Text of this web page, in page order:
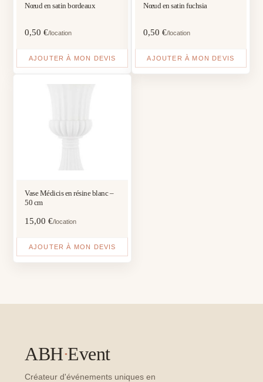
Nœud en satin bordeaux
0,50€/location
AJOUTER À MON DEVIS
Nœud en satin fuchsia
0,50 €/location
AJOUTER À MON DEVIS
Vase Médicis en résine blanc –
50 cm
15,00€/location
AJOUTER À MON DEVIS
ABH·Event
Créateur d'événements uniques en